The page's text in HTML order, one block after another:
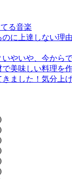
る音楽
に上達しない理
やいや、今から
美味しい料理を
ました！気分上